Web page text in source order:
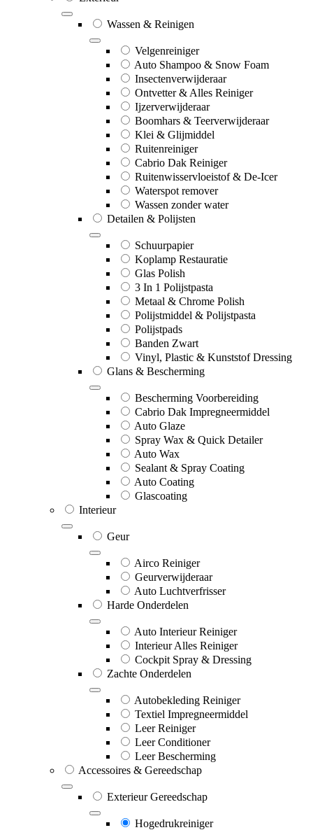
Wassen & Reinigen
Velgenreiniger
Auto Shampoo & Snow Foam
Insectenverwijderaar
Ontvetter & Alles Reiniger
Ijzerverwijderaar
Boomhars & Teerverwijderaar
Klei & Glijmiddel
Ruitenreiniger
Cabrio Dak Reiniger
Ruitenwisservloeistof & De-Icer
Waterspot remover
Wassen zonder water
Detailen & Polijsten
Schuurpapier
Koplamp Restauratie
Glas Polish
3 In 1 Polijstpasta
Metaal & Chrome Polish
Polijstmiddel & Polijstpasta
Polijstpads
Banden Zwart
Vinyl, Plastic & Kunststof Dressing
Glans & Bescherming
Bescherming Voorbereiding
Cabrio Dak Impregneermiddel
Auto Glaze
Spray Wax & Quick Detailer
Auto Wax
Sealant & Spray Coating
Auto Coating
Glascoating
Interieur
Geur
Airco Reiniger
Geurverwijderaar
Auto Luchtverfrisser
Harde Onderdelen
Auto Interieur Reiniger
Interieur Alles Reiniger
Cockpit Spray & Dressing
Zachte Onderdelen
Autobekleding Reiniger
Textiel Impregneermiddel
Leer Reiniger
Leer Conditioner
Leer Bescherming
Accessoires & Gereedschap
Exterieur Gereedschap
Hogedrukreiniger